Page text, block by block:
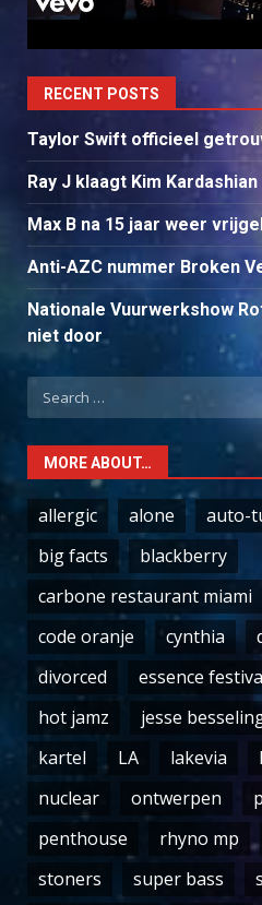
RECENT POSTS
Taylor Swift officieel
Ray J klaagt Kim
Max B na 15 jaar weer
Anti-AZC nummer Broken
Nationale Vuurwerkshow
niet door
Search
for:
MORE ABOUT…
allergic alone auto-
big facts
blackberry
carbone restaurant miami
code oranje
cynthia
divorced
essence
hot jamz
jesse
kartel
LA lakevia
nuclear
ontwerpen
penthouse
rhyno mp
stoners
super bass